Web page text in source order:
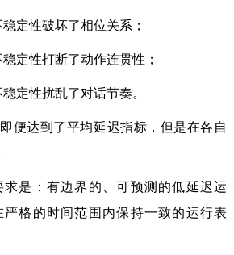
定性破坏了相位关系；
定性打断了动作连贯性；
定性扰乱了对话节奏。
便达到了平均延迟指标，但是在各自
是：有边界的、可预测的低延迟运
格的时间范围内保持一致的运行表